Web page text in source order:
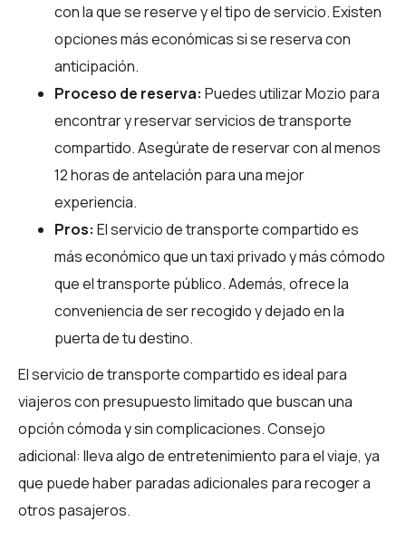
con la que se reserve y el tipo de servicio. Existen
opciones más económicas si se reserva con
anticipación.
Proceso de reserva: Puedes utilizarMozio para
encontrar y reservar servicios de transporte
compartido. Asegúrate de reservar con al menos
12 horas de antelación para una mejor
experiencia.
Pros: El servicio de transporte compartido es
más económico que un taxi privado y más cómodo
que el transporte público. Además, ofrece la
conveniencia de ser recogido y dejado en la
puerta de tu destino.
El servicio de transporte compartido es ideal para
viajeros con presupuesto limitado que buscan una
opción cómoda y sin complicaciones. Consejo
adicional: lleva algo de entretenimiento para el viaje, ya
que puede haber paradas adicionales para recoger a
otros pasajeros.